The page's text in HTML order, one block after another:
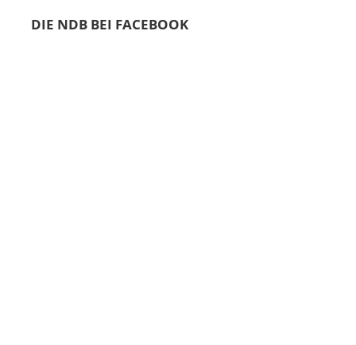
DIE NDB BEI FACEBOOK